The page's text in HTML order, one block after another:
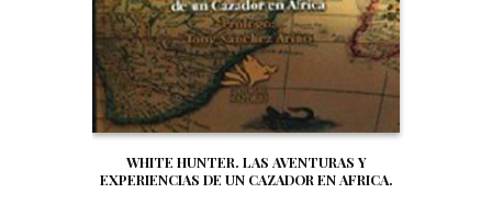
WHITE HUNTER. LAS AVENTURAS Y
EXPERIENCIAS DE UN CAZADOR EN AFRICA.